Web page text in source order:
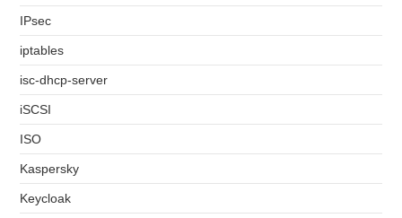
IPsec
iptables
isc-dhcp-server
iSCSI
ISO
Kaspersky
Keycloak